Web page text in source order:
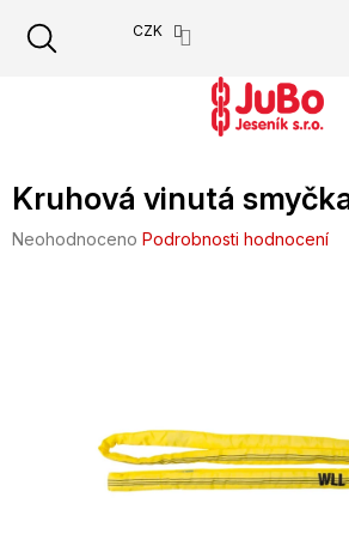
obsah
CZK
Kruhová vinutá
Průměrné
Neohodnoceno Podrobnosti hodnocení